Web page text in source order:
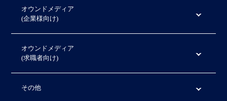
オウンドメディア
(企業様向け)
オウンドメディア
(求職者向け)
その他